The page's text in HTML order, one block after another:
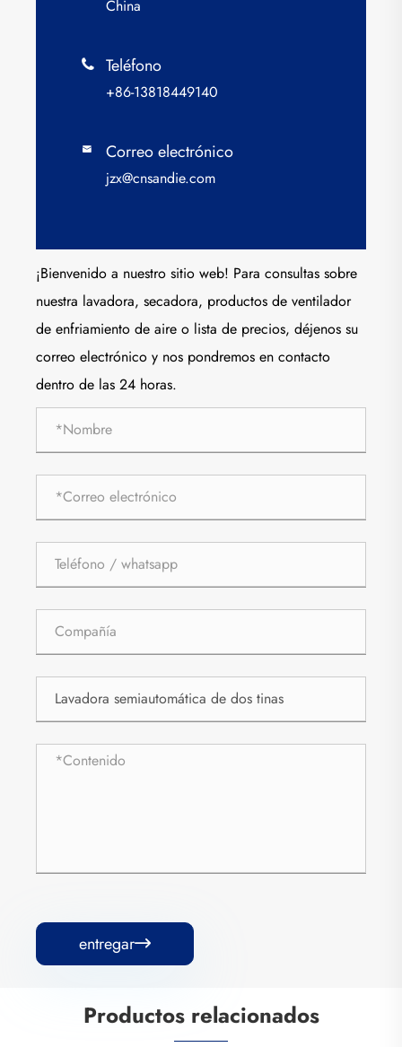
China
 Teléfono
+86-13818449140
 Correo electrónico
jzx@cnsandie.com
¡Bienvenido a nuestro sitio web! Para consultas sobre
nuestra lavadora, secadora, productos de ventilador
de enfriamiento de aire o lista de precios, déjenos su
correo electrónico y nos pondremos en contacto
dentro de las 24 horas.
entregar
Productos relacionados